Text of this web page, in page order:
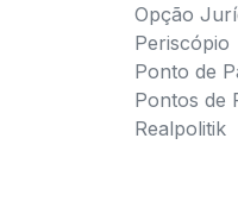
Opção
Periscópio
Ponto de
Pontos de
Realpolitik